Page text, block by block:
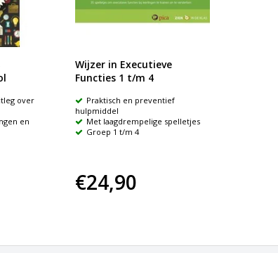
over
en
Wijzer in Executieve
Functies 1 t/m 4
Praktisch en preventief
hulpmiddel
Met laagdrempelige spelletjes
Groep 1 t/m 4
€24,90